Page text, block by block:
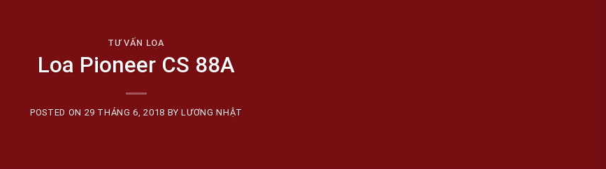
TƯ VẤN LOA
Loa Pioneer CS 88A
POSTED ON 29 THÁNG 6, 2018 BYLƯƠNG NHẬT